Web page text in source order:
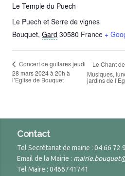
Le Temple du Puech
Le Puech et Serre de vignes
Bouquet, Gard 30580 France +
Concert de guitares jeudi
28 mars 2024 à 20h à
l’Eglise de Bouquet
Le Chant
Musiques,
jardins de
Contact
Tel Secrétariat de mairie : 04 66 72
Email de la Mairie :
Tel Maire : 0466741741